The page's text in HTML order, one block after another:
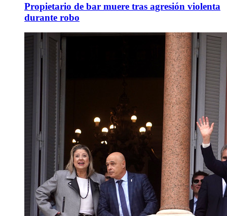
Propietario de bar muere tras agresión violenta
durante robo